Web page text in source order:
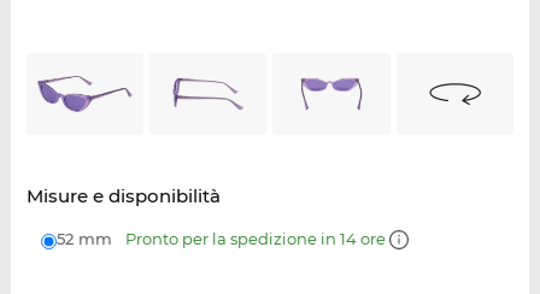
Misure e disponibilità
52 mm Pronto per la spedizione in 14 ore